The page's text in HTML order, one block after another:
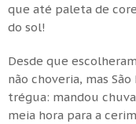
que até paleta de
do sol!
Desde que
não choveria, mas
trégua: mandou
meia hora para a